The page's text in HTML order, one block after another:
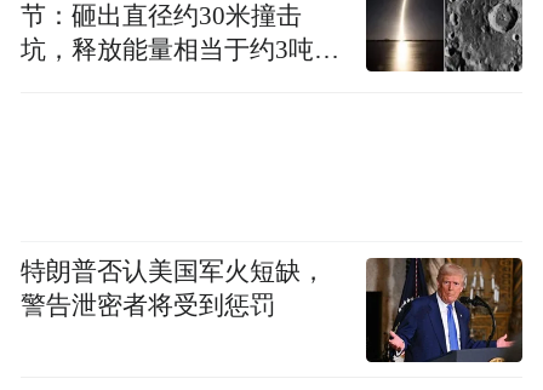
节：砸出直径约30米撞击
坑，释放能量相当于约3吨
特朗普否认美国军火短缺，
警告泄密者将受到惩罚